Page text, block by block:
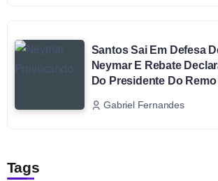
Santos Sai Em Defesa
Neymar E Rebate
Do Presidente Do Remo
Gabriel Fernandes
Tags